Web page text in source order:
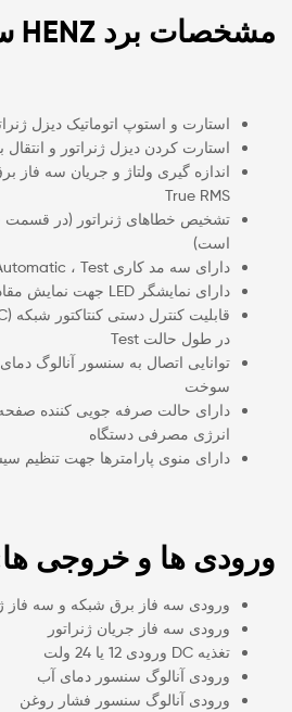
مشخصات برد HENZ سری TG160
استارت و استوپ اتوماتیک دیزل
استارت کردن دیزل ژنراتور و
اندازه گیری ولتاژ و جریان سه فاز
True RMS
تشخیص خطاهای ژنراتور (در قسمت
است)
دارای سه مد کاری Automatic ، Test و OFF
دارای نمایشگر LED جهت نمایش مقادیر اندازه گیری شده و منوها
در طول حالت Test
توانایی اتصال به سنسور آنالوگ
سوخت
دارای حالت صرفه جویی کننده
انرژی مصرفی دستگاه
دارای منوی پارامترها جهت تنظیم
ورودی ها و خروجی
ورودی سه فاز برق شبکه و سه فاز
ورودی سه فاز جریان ژنراتور
تغذیه DC ورودی 12 یا 24 ولت
ورودی آنالوگ سنسور دمای آب
ورودی آنالوگ سنسور فشار روغن